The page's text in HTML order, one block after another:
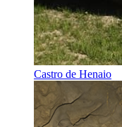
Castro de Henaio